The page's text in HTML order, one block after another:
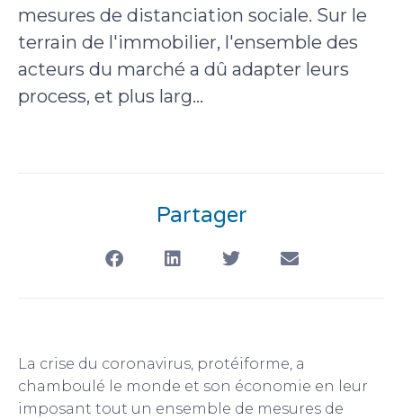
mesures de distanciation sociale. Sur le
terrain de l'immobilier, l'ensemble des
acteurs du marché a dû adapter leurs
process, et plus larg...
Partager
La crise du coronavirus, protéiforme, a
chamboulé le monde et son économie en leur
imposant tout un ensemble de mesures de